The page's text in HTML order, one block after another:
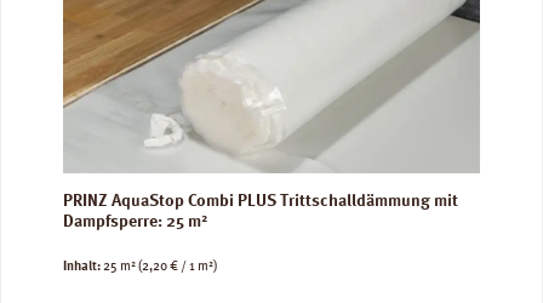
PRINZ AquaStop Combi PLUS Trittschalldämmung mit
Dampfsperre: 25 m²
Inhalt:25 m²(2,20 € / 1 m²)